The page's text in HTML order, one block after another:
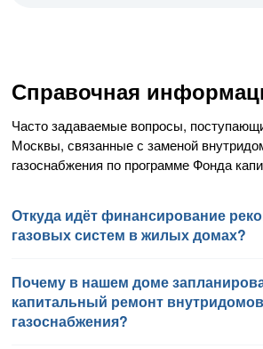
Справочная
Часто задаваемые вопросы,
Москвы, связанные с заменой
газоснабжения по программе Фонда
Откуда идёт финансирование
газовых систем в жилых домах?
Работы по замене внутридомовых
финансируются Фондом капитального
многоквартирных домов города Москвы в
Почему в нашем доме
капитальный ремонт
газоснабжения?